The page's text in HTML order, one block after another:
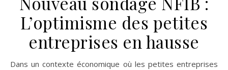
L’optimisme des petites
entreprises en hausse
Dans un contexte économique où les petites entreprises